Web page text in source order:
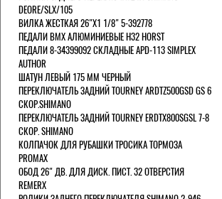
DEORE/SLX/105
ВИЛКА ЖЕСТКАЯ 26"Х1 1/8" 5-392778
ПЕДАЛИ BMX АЛЮМИНИЕВЫЕ H32 HORST
ПЕДАЛИ 8-34399092 СКЛАДНЫЕ APD-113 SIMPLEX
AUTHOR
ШАТУН ЛЕВЫЙ 175 ММ ЧЕРНЫЙ
ПЕРЕКЛЮЧАТЕЛЬ ЗАДНИЙ TOURNEY ARDTZ500GSD GS 6
СКОР.SHIMANO
ПЕРЕКЛЮЧАТЕЛЬ ЗАДНИЙ TOURNEY ERDTX800SGSL 7-8
СКОР. SHIMANO
КОЛПАЧОК ДЛЯ РУБАШКИ ТРОСИКА ТОРМОЗА
PROMAX
ОБОД 26" ДВ. ДЛЯ ДИСК. ПИСТ. 32 ОТВЕРСТИЯ
REMERX